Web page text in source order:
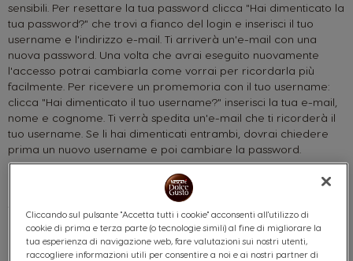
sensibili. Per resettare la tua password clicca "Hai dimenticato la
tua password?" che trovi a fianco del login e inserisci il tuo
username e l'indirizzo e-mail. Ti arriverà un'e-mail con una
nuova password. Una volta che avrai eseguito nuovamente
l'accesso potrai cambiarla come vorrai per ricordarla più
facilmente. Per ricevere un promemoria con il tuo username:
clicca "Hai dimenticato il tuo username?" inserisci la tua e-mail,
nome e cognome. Ti verrà spedita un'e-mail che ti ricorderà il
tuo username. Se li hai dimenticati entrambi, dovrai chiedere
prima un nuovo username e poi cambiare la password.
Trovare
Cliccando sul pulsante "Accetta tutti i cookie" acconsenti all'utilizzo di
cookie di prima e terza parte (o tecnologie simili) al fine di migliorare la
tua esperienza di navigazione web, fare valutazioni sui nostri utenti,
raccogliere informazioni utili per consentire a noi e ai nostri partner di